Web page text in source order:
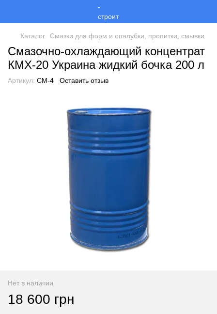
Каталог Смазки для форм и опалубки, пропитки, смывки
Смазочно-охлаждающий концентрат
КМХ-20 Украина жидкий бочка 200 л
Артикул: СМ-4 Оставить отзыв
Нет в наличии
18 600 грн